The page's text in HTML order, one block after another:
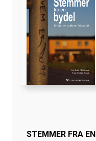
STEMMER FRA EN